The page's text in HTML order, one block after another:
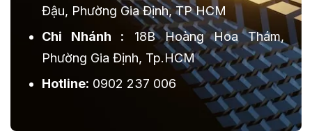
Đậu, Phường Gia Định, TP HCM
Chi Nhánh : 18B Hoàng Hoa Thám,
Phường Gia Định, Tp.HCM
Hotline: 0902 237 006